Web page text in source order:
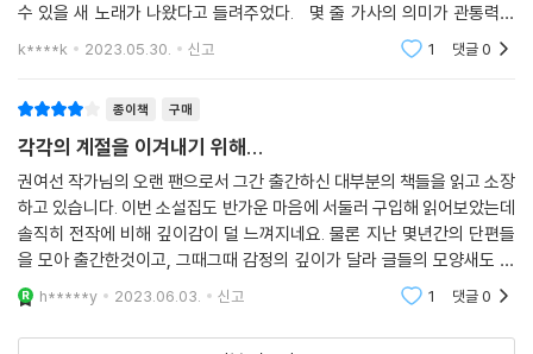
수 있을 새 노래가 나왔다고 들려주었다. 몇 줄 가사의 의미가 관통력을
가진 듯 인상적이었다. 사랑은 비극이다. 우리는 서로가 아니고, 추억은
k****k 2023.05.30. 신고 1 댓글0
종이책 구매
각각의 계절을 이겨내기 위해...
권여선 작가님의 오랜 팬으로서 그간 출간하신 대부분의 책들을 읽고 소장
하고 있습니다. 이번 소설집도 반가운 마음에 서둘러 구입해 읽어보았는데
솔직히 전작에 비해 깊이감이 덜 느껴지네요. 물론 지난 몇년간의 단편들
을 모아 출간한것이고, 그때그때 감정의 깊이가 달라 글들의 모양새도 달
라진거겠지요. 제가 장편을 더 선호하는 경향이기도 하구요.그래도 오랜만
에 권여선 작가님
h*****y 2023.06.03. 신고 1 댓글0